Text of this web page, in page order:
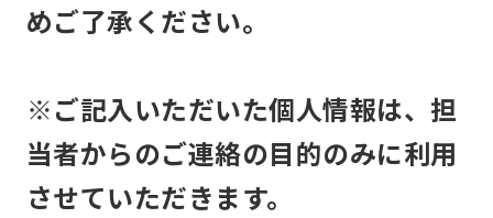
めご了承ください。
※ご記入いただいた個人情報は、担
当者からのご連絡の目的のみに利用
させていただきます。